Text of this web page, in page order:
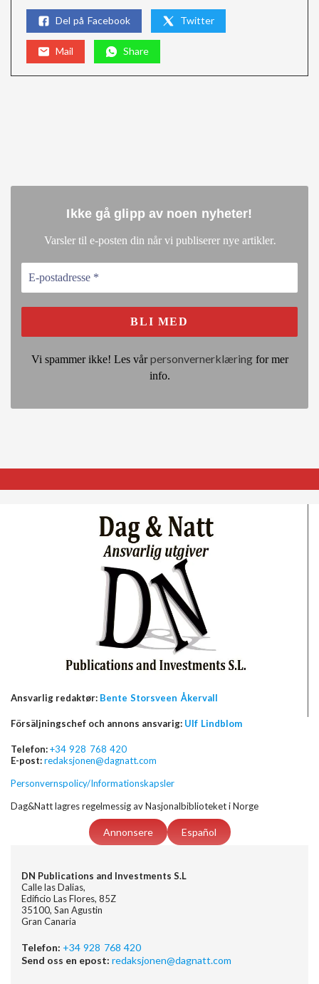
Del på Facebook Twitter
Mail Share
Ikke gå glipp av noen nyheter!
Varsler til e-posten din når vi publiserer nye artikler.
Vi spammer ikke! Les vårpersonvernerklæringfor mer
info.
Ansvarlig redaktør: Bente Storsveen Åkervall
Försäljningschef och annons ansvarig: Ulf Lindblom
Telefon:+34 928 768 420
E-post:redaksjonen@dagnatt.com
Personvernspolicy/Informationskapsler
Dag&Natt lagres regelmessig av Nasjonalbiblioteket i Norge
Annonsere Español
DN Publications and Investments S.L
Calle las Dalias,
Edificio Las Flores, 85Z
35100, San Agustin
Gran Canaria
Telefon: +34 928 768 420
Send oss en epost: redaksjonen@dagnatt.com